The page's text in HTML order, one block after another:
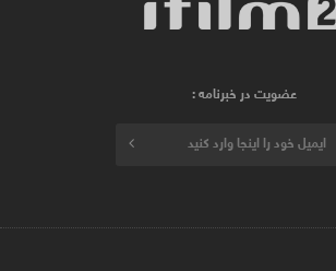
عضویت در خبرنامه :